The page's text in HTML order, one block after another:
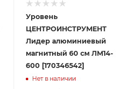
Уровень
ЦЕНТРОИНСТРУМЕНТ
Лидер алюминиевый
магнитный 60 см ЛМ14-
600 [170346542]
Нет в наличии